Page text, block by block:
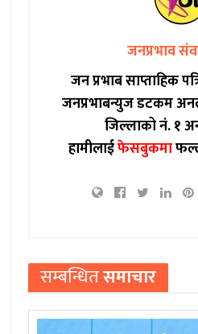
जनप्रभाव
जन प्रभाब साप्ताहिक
जनप्रभाबन्युज डटकम
जिल्लाको नं. १
हामीलाईफेसबुकमा
सम्बन्धितसमाचार